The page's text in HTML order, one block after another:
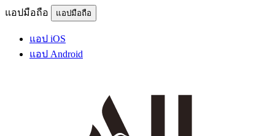
แอปมือถือ แอปมือถือ
แอป iOS
แอป Android